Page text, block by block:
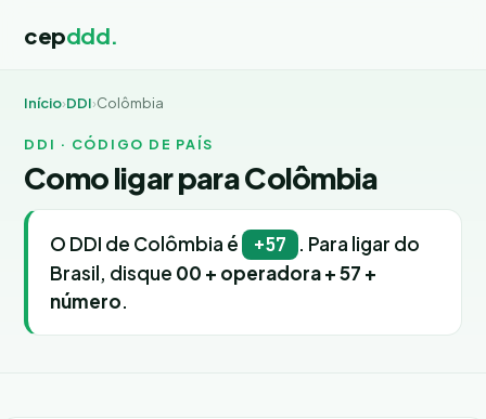
cepddd.
Início›DDI›Colômbia
DDI · CÓDIGO DE PAÍS
Como ligar para Colômbia
O DDI de Colômbia é +57
. Para ligar do
Brasil, disque 00 + operadora + 57 +
número.